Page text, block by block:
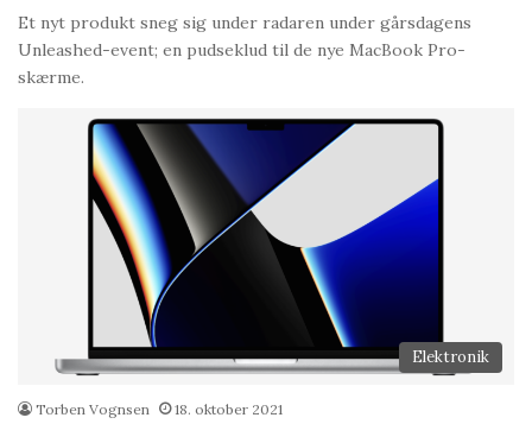
Et nyt produkt sneg sig under radaren under gårsdagens
Unleashed-event; en pudseklud til de nye MacBook Pro-
skærme.
Elektronik
Torben Vognsen 18. oktober 2021